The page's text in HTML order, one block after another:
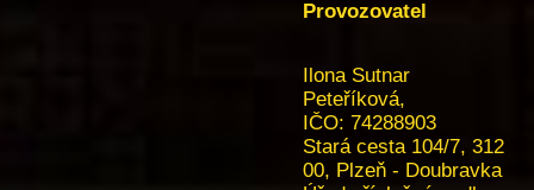
Provozovatel
Ilona Sutnar
Peteříková,
IČO: 74288903
Stará cesta 104/7, 312
00, Plzeň - Doubravka